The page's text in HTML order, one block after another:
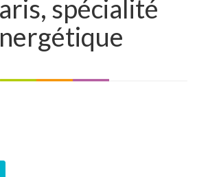
spécialité